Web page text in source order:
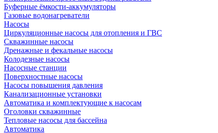
Буферные ёмкости-аккумуляторы
Газовые водонагреватели
Насосы
Циркуляционные насосы для отопления и ГВС
Скважинные насосы
Дренажные и фекальные насосы
Колодезные насосы
Насосные станции
Поверхностные насосы
Насосы повышения давления
Канализационные установки
Автоматика и комплектующие к насосам
Оголовки скважинные
Тепловые насосы для бассейна
Автоматика